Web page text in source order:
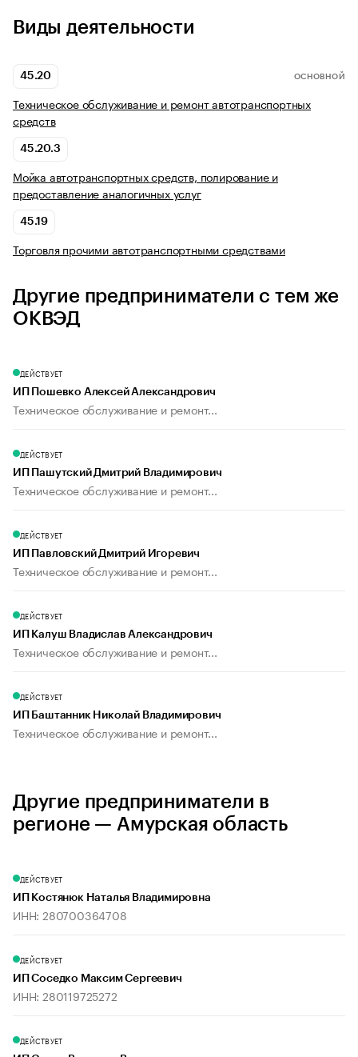
Виды деятельности
45.20 ОСНОВНОЙ
Техническое обслуживание и ремонт автотранспортных
средств
45.20.3
Мойка автотранспортных средств, полирование и
предоставление аналогичных услуг
45.19
Торговля прочими автотранспортными средствами
Другие предприниматели с тем же
ОКВЭД
ДЕЙСТВУЕТ
ИП Пошевко Алексей Александрович
Техническое обслуживание и ремонт...
ДЕЙСТВУЕТ
ИП Пашутский Дмитрий Владимирович
Техническое обслуживание и ремонт...
ДЕЙСТВУЕТ
ИП Павловский Дмитрий Игоревич
Техническое обслуживание и ремонт...
ДЕЙСТВУЕТ
ИП Калуш Владислав Александрович
Техническое обслуживание и ремонт...
ДЕЙСТВУЕТ
ИП Баштанник Николай Владимирович
Техническое обслуживание и ремонт...
Другие предприниматели в
регионе — Амурская область
ДЕЙСТВУЕТ
ИП Костянюк Наталья Владимировна
ИНН: 280700364708
ДЕЙСТВУЕТ
ИП Соседко Максим Сергеевич
ИНН: 280119725272
ДЕЙСТВУЕТ